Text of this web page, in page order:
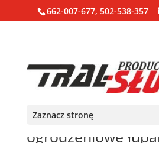
662-007-677, 502-538-357
Zaznacz stronę
Ogrodzenia,
ogrodzeniowe